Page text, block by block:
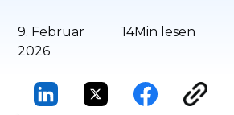
9. Februar
2026
14Min lesen